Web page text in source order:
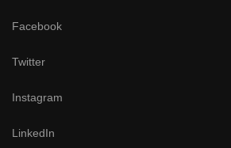
Facebook
Twitter
Instagram
LinkedIn